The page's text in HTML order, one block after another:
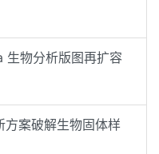
生物分析版图再扩容
方案破解生物固体样